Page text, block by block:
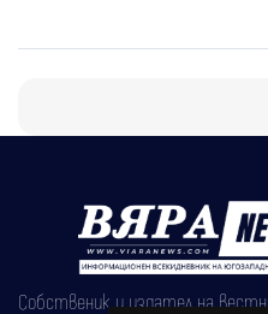
Собственик и издател на